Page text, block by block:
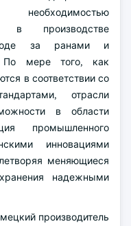
в производстве
за ранами и
По мере того, как
в соответствии со
отрасли
в области
промышленного
инновациями
меняющиеся
надежными
производитель